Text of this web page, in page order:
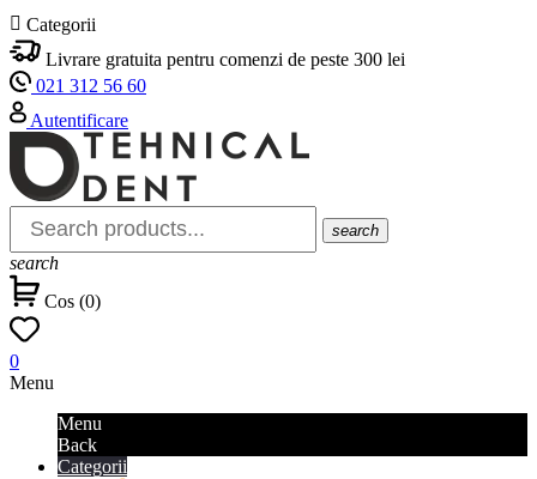
 Categorii
Livrare gratuita pentru comenzi de peste 300 lei
021 312 56 60
Autentificare
search
search
Cos (0)
0
Menu
Menu
Back
Categorii